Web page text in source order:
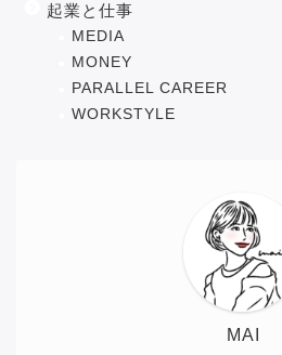
起業と仕事
MEDIA
MONEY
PARALLEL CAREER
WORKSTYLE
MAI